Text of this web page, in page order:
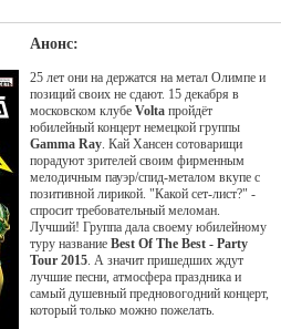
Анонс:
25 лет они на держатся на метал Олимпе и
позиций своих не сдают. 15 декабря в
московском клубе Volta пройдёт
юбилейный концерт немецкой группы
Gamma Ray. Кай Хансен сотоварищи
порадуют зрителей своим фирменным
мелодичным пауэр/спид-металом вкупе с
позитивной лирикой. "Какой сет-лист?" -
спросит требовательный меломан.
Лучший! Группа дала своему юбилейному
туру название Best Of The Best - Party
Tour 2015. А значит пришедших ждут
лучшие песни, атмосфера праздника и
самый душевный предновогодний концерт,
который только можно пожелать.